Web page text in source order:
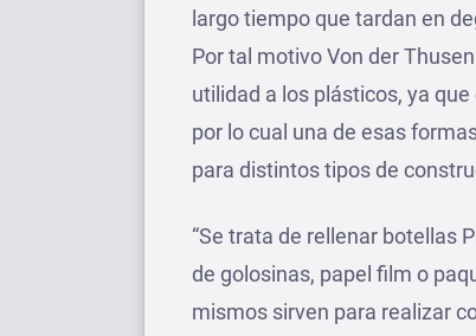
largo tiempo que tardan en
Por tal motivo Von der
utilidad a los plásticos, ya
por lo cual una de esas
para distintos tipos de
“Se trata de rellenar botellas
de golosinas, papel film o
mismos sirven para realizar